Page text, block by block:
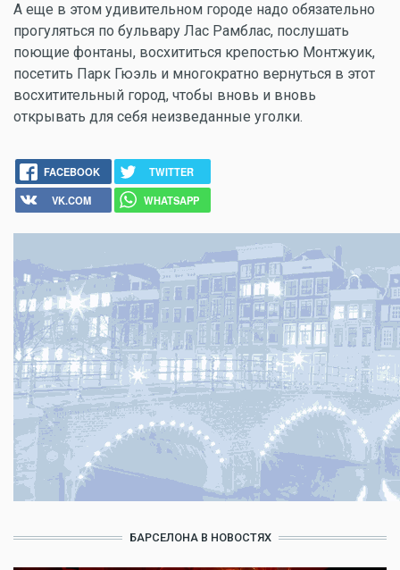
А еще в этом удивительном городе надо обязательно
прогуляться по бульвару Лас Рамблас, послушать
поющие фонтаны, восхититься крепостью Монтжуик,
посетить Парк Гюэль и многократно вернуться в этот
восхитительный город, чтобы вновь и вновь
открывать для себя неизведанные уголки.
FACEBOOK
TWITTER
VK.COM
WHATSAPP
БАРСЕЛОНА В НОВОСТЯХ